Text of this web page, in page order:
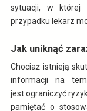
sytuacji, w której
przypadku lekarz
Jak uniknąć
Chociaż istnieją
informacji na
jest ograniczyć
pamiętać o